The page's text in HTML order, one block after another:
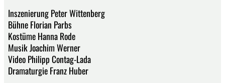
Inszenierung Peter Wittenberg
Bühne Florian Parbs
Kostüme Hanna Rode
Musik Joachim Werner
Video Philipp Contag-Lada
Dramaturgie Franz Huber